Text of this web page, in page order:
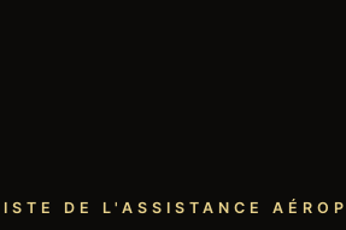
DE L'ASSISTANCE